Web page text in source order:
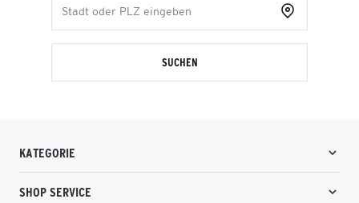
SUCHEN
KATEGORIE
SHOP SERVICE